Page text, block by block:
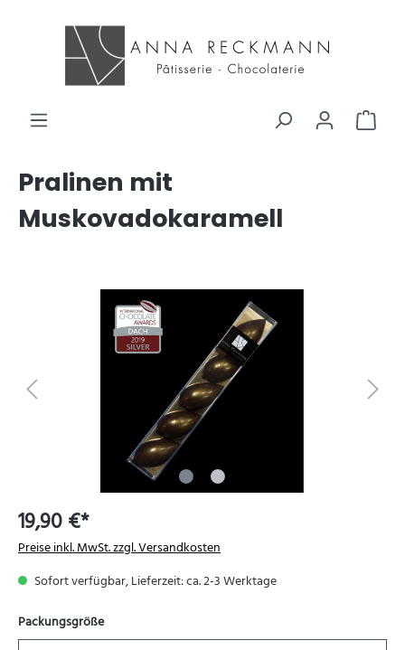
Pralinen mit
Muskovadokaramell
19,90 €*
Preise inkl. MwSt. zzgl. Versandkosten
Sofort verfügbar, Lieferzeit: ca. 2-3 Werktage
Packungsgröße